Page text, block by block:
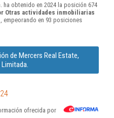
ha obtenido en 2024 la posición 674
Otras actividades inmobiliarias
empeorando en 93 posiciones
de Mercers Real Estate,
ofrecida por